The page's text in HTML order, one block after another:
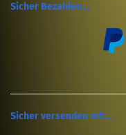
Sicher Bezahlen....
Sicher versenden mit....